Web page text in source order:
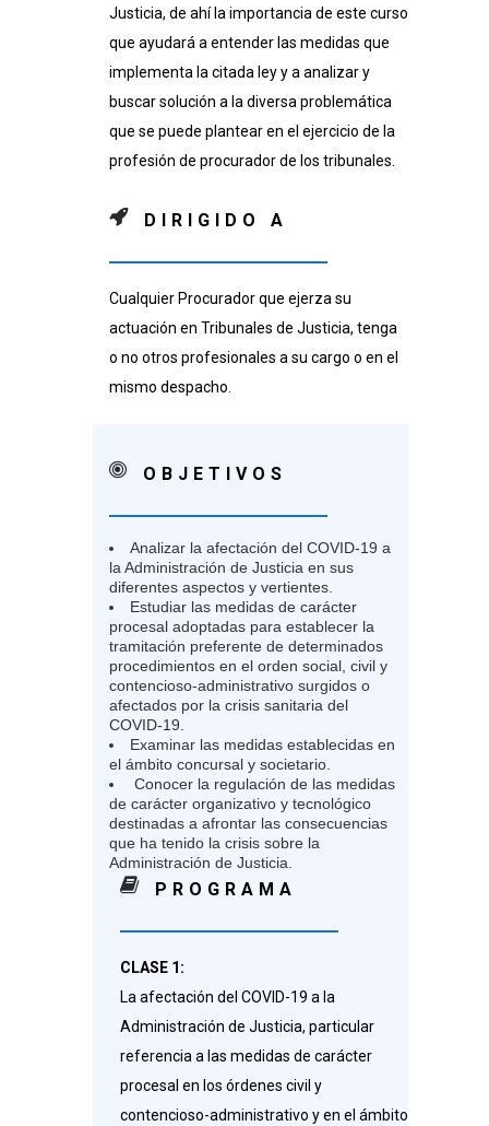
Justicia, de ahí la importancia de este curso
que ayudará a entender las medidas que
implementa la citada leyy a analizar y
buscar solución a la diversa problemática
que se puede plantear en el ejercicio de la
profesión de procurador de los tribunales.
DIRIGIDO A
Cualquier Procurador que ejerza su
actuación en Tribunales de Justicia, tenga
o no otros profesionales a su cargo o en el
mismo despacho.
OBJETIVOS
Analizar la afectación del COVID-19 a
la Administración de Justicia en sus
diferentes aspectos y vertientes.
Estudiar las medidas de carácter
procesal adoptadas para establecer la
tramitación preferente de determinados
procedimientos en el orden social, civil y
contencioso-administrativo surgidos o
afectados por la crisis sanitaria del
COVID-19.
Examinar las medidas establecidas en
el ámbito concursal y societario.
Conocer la regulación de las medidas
de carácter organizativo y tecnológico
destinadas a afrontar las consecuencias
que ha tenido la crisis sobre la
Administración de Justicia.
PROGRAMA
CLASE 1:
La afectación del COVID-19 a la
Administración de Justicia, particular
referencia a las medidas de carácter
procesal en los órdenes civil y
contencioso-administrativo y en el ámbito